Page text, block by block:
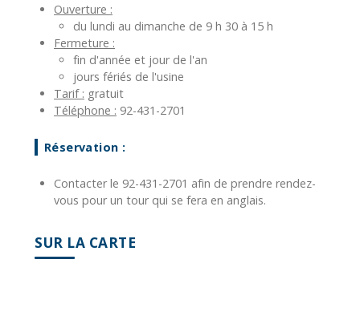
Ouverture :
du lundi au dimanche de 9 h 30 à 15 h
Fermeture :
fin d'année et jour de l'an
jours fériés de l'usine
Tarif : gratuit
Téléphone : 92-431-2701
Réservation :
Contacter le 92-431-2701 afin de prendre rendez-
vous pour un tour qui se fera en anglais.
SUR LA CARTE